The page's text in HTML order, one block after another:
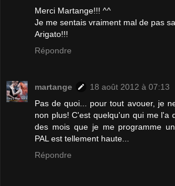
Merci Martange!!! ^^
Je me sentais vraiment mal de pas
Arigato!!!
Répondre
martange
18 août 2012 à 07:13
Pas de quoi... pour tout avouer, je
non plus! C'est quelqu'un qui me l'a
des mois que je me programme
PAL est tellement haute...
Répondre